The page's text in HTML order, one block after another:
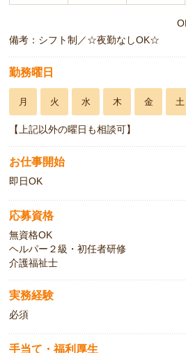
備考：シフト制／☆夜勤なしOK☆
勤務曜日
月 火 水 木 金 土
【上記以外の曜日も相談可】
お仕事開始
即日OK
応募資格
無資格OK
ヘルパー２級・初任者研修
介護福祉士
実務経験
必須
手当て・福利厚生